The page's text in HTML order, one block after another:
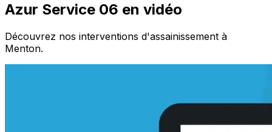
Azur Service 06 en vidéo
Découvrez nos interventions d'assainissement à
Menton.